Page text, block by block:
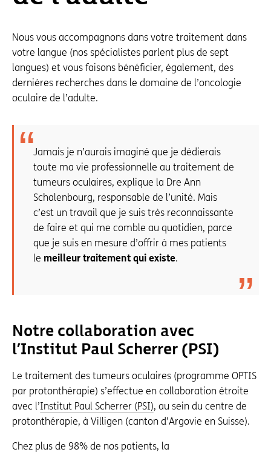
Nous vous accompagnons dans votre traitement dans
votre langue (nos spécialistes parlent plus de sept
langues) et vous faisons bénéficier, également, des
dernières recherches dans le domaine de l’oncologie
oculaire de l’adulte.
Jamais je n’aurais imaginé que je dédierais
toute ma vie professionnelle au traitement de
tumeurs oculaires, explique la Dre Ann
Schalenbourg, responsable de l’unité. Mais
c’est un travail que je suis très reconnaissante
de faire et qui me comble au quotidien, parce
que je suis en mesure d’offrir à mes patients
le meilleur traitement qui existe.
Notre collaboration avec
l’Institut Paul Scherrer (PSI)
Le traitement des tumeurs oculaires (programme OPTIS
par protonthérapie) s’effectue en collaboration étroite
avec l’Institut Paul Scherrer (PSI), au sein du centre de
protonthérapie, à Villigen (canton d’Argovie en Suisse).
Chez plus de 98% de nos patients, la